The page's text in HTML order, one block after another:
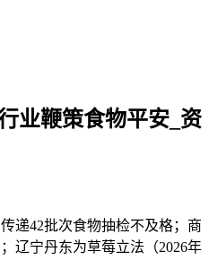
业鞭策食物平安_资
42批次食物抽检不及格；商
辽宁丹东为草莓立法（2026年